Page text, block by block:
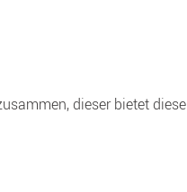
dieser bietet diese